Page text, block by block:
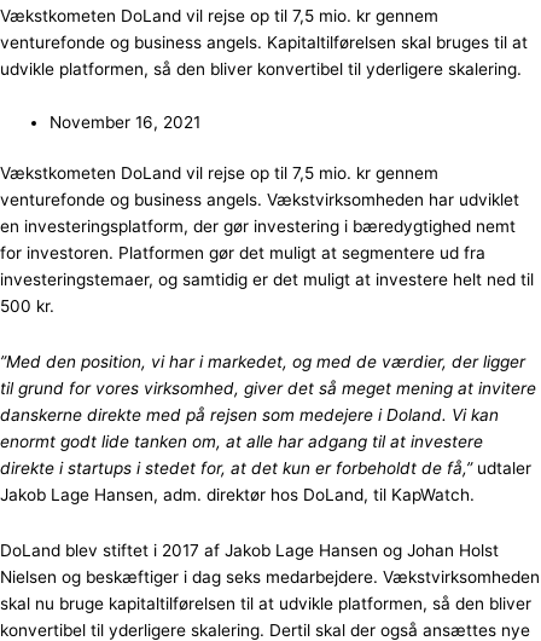
Vækstkometen DoLand vil rejse op til 7,5 mio. kr gennem
venturefonde og business angels. Kapitaltilførelsen skal bruges til at
udvikle platformen, så den bliver konvertibel til yderligere skalering.
November 16, 2021
Vækstkometen DoLand vil rejse op til 7,5 mio. kr gennem
venturefonde og business angels. Vækstvirksomheden har udviklet
en investeringsplatform, der gør investering i bæredygtighed nemt
for investoren. Platformen gør det muligt at segmentere ud fra
investeringstemaer, og samtidig er det muligt at investere helt ned til
500 kr.
”Med den position, vi har i markedet, og med de værdier, der ligger
til grund for vores virksomhed, giver det så meget mening at invitere
danskerne direkte med på rejsen som medejere i Doland. Vi kan
enormt godt lide tanken om, at alle har adgang til at investere
direkte i startups i stedet for, at det kun er forbeholdt de få,”udtaler
Jakob Lage Hansen, adm. direktør hos DoLand, til KapWatch.
DoLand blev stiftet i 2017 af Jakob Lage Hansen og Johan Holst
Nielsen og beskæftiger i dag seks medarbejdere. Vækstvirksomheden
skal nu bruge kapitaltilførelsen til at udvikle platformen, så den bliver
konvertibel til yderligere skalering. Dertil skal der også ansættes nye